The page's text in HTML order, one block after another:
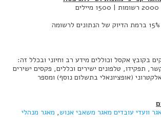
בקובץ אקסל וכוללים מידע רב וחיוני ובכלל זה:
תפקידו, טלפונים ישירים וכללים, פקסים ישירים
(אופציונאלי בתשלום נוסף) ומספר
וועדי עובדים מאגר משאבי אנוש, מאגר מנהלי